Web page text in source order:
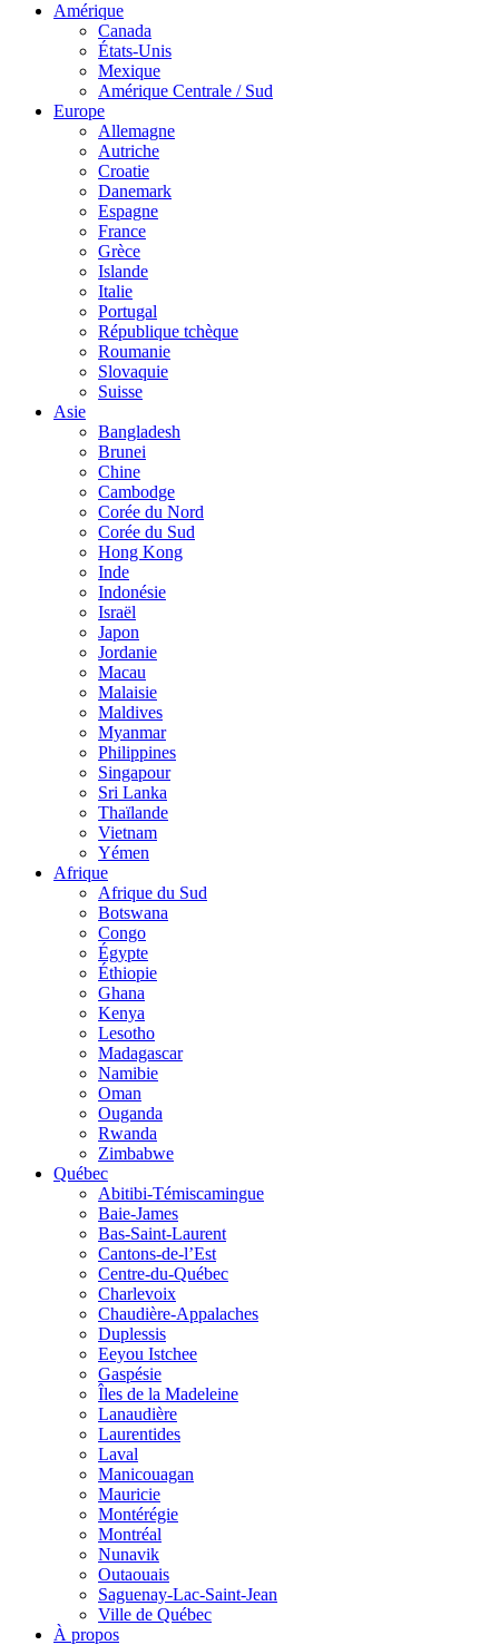
Amérique
Canada
États-Unis
Mexique
Amérique Centrale / Sud
Europe
Allemagne
Autriche
Croatie
Danemark
Espagne
France
Grèce
Islande
Italie
Portugal
République tchèque
Roumanie
Slovaquie
Suisse
Asie
Bangladesh
Brunei
Chine
Cambodge
Corée du Nord
Corée du Sud
Hong Kong
Inde
Indonésie
Israël
Japon
Jordanie
Macau
Malaisie
Maldives
Myanmar
Philippines
Singapour
Sri Lanka
Thaïlande
Vietnam
Yémen
Afrique
Afrique du Sud
Botswana
Congo
Égypte
Éthiopie
Ghana
Kenya
Lesotho
Madagascar
Namibie
Oman
Ouganda
Rwanda
Zimbabwe
Québec
Abitibi-Témiscamingue
Baie-James
Bas-Saint-Laurent
Cantons-de-l’Est
Centre-du-Québec
Charlevoix
Chaudière-Appalaches
Duplessis
Eeyou Istchee
Gaspésie
Îles de la Madeleine
Lanaudière
Laurentides
Laval
Manicouagan
Mauricie
Montérégie
Montréal
Nunavik
Outaouais
Saguenay-Lac-Saint-Jean
Ville de Québec
À propos